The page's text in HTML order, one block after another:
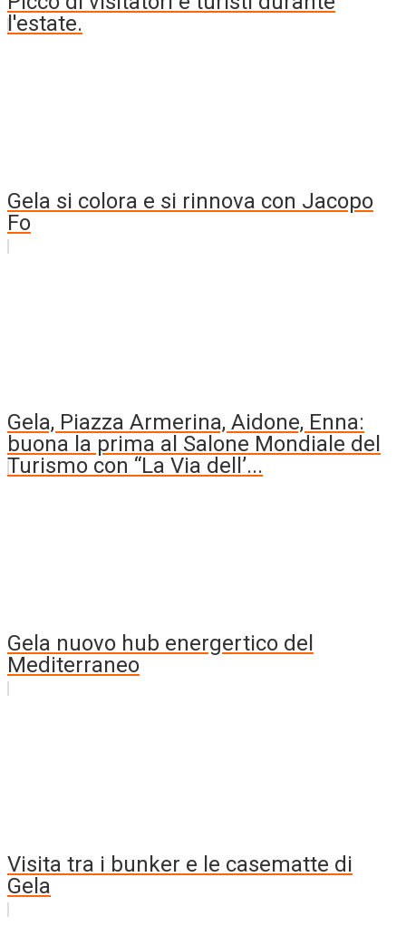
l'estate.
Gela si colora e si rinnova con Jacopo
Fo
Gela, Piazza Armerina, Aidone, Enna:
buona la prima al Salone Mondiale del
Turismo con “La Via dell’...
Gela nuovo hub energertico del
Mediterraneo
Visita tra i bunker e le casematte di
Gela